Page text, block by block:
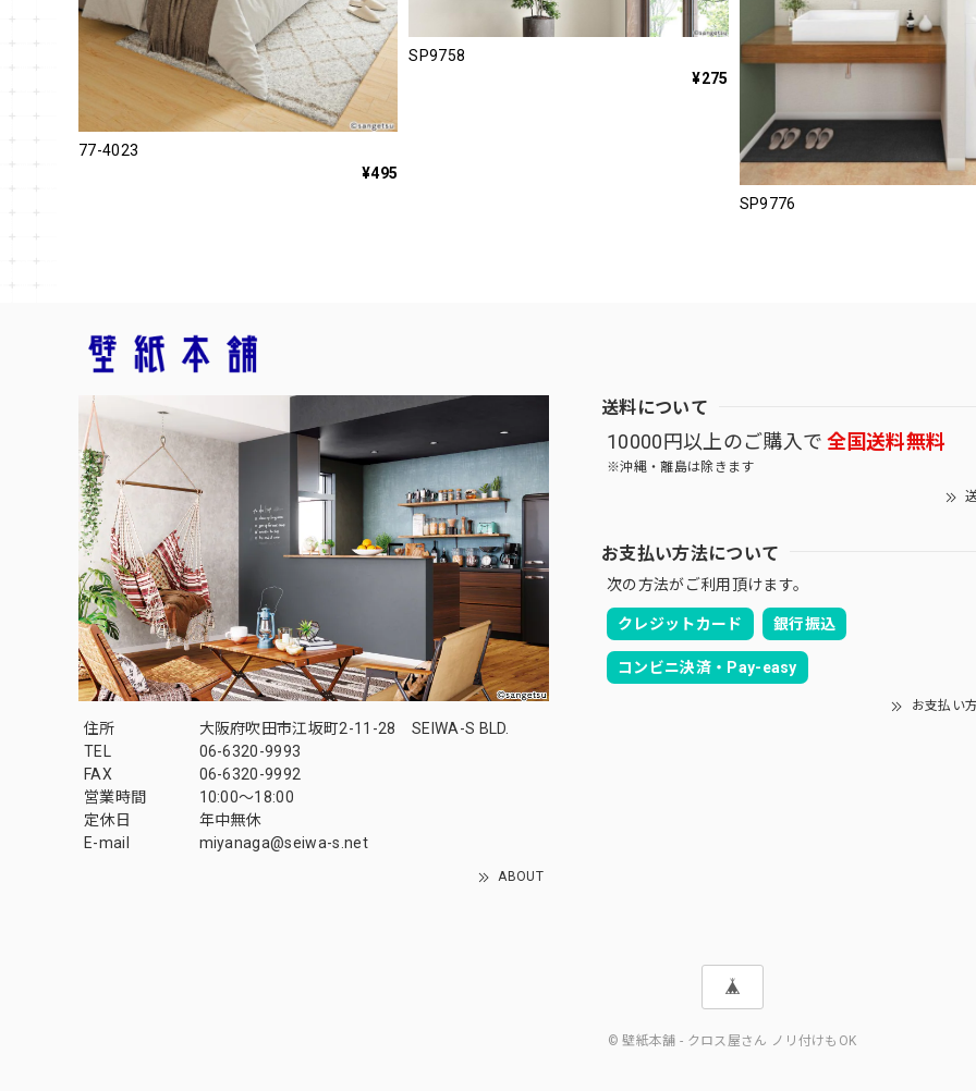
77-4023
¥495
SP9758
¥275
SP9776
住所
大阪府吹田市江坂町2-11-28 SEIWA-S BLD.
TEL
06-6320-9993
FAX
06-6320-9992
営業時間
10:00～18:00
定休日
年中無休
E-mail
miyanaga@seiwa-s.net
ABOUT
送料について
10000円以上のご購入で 全国送料無料
※沖縄・離島は除きます
お支払い方法について
次の方法がご利用頂けます。
クレジットカード 銀行振込
コンビニ決済・Pay-easy
お支払い
© 壁紙本舗 - クロス屋さん ノリ付けもOK